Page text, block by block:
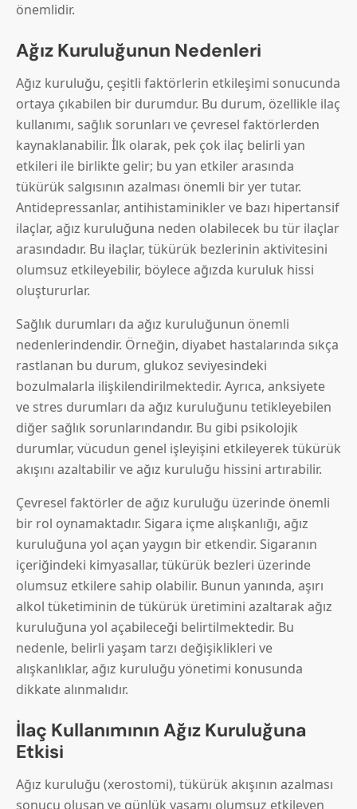
önemlidir.
Ağız Kuruluğunun Nedenleri
Ağız kuruluğu, çeşitli faktörlerin etkileşimi sonucunda
ortaya çıkabilen bir durumdur. Bu durum, özellikle ilaç
kullanımı, sağlık sorunları ve çevresel faktörlerden
kaynaklanabilir. İlk olarak, pek çok ilaç belirli yan
etkileri ile birlikte gelir; bu yan etkiler arasında
tükürük salgısının azalması önemli bir yer tutar.
Antidepressanlar, antihistaminikler ve bazı hipertansif
ilaçlar, ağız kuruluğuna neden olabilecek bu tür ilaçlar
arasındadır. Bu ilaçlar, tükürük bezlerinin aktivitesini
olumsuz etkileyebilir, böylece ağızda kuruluk hissi
oluştururlar.
Sağlık durumları da ağız kuruluğunun önemli
nedenlerindendir. Örneğin, diyabet hastalarında sıkça
rastlanan bu durum, glukoz seviyesindeki
bozulmalarla ilişkilendirilmektedir. Ayrıca, anksiyete
ve stres durumları da ağız kuruluğunu tetikleyebilen
diğer sağlık sorunlarındandır. Bu gibi psikolojik
durumlar, vücudun genel işleyişini etkileyerek tükürük
akışını azaltabilir ve ağız kuruluğu hissini artırabilir.
Çevresel faktörler de ağız kuruluğu üzerinde önemli
bir rol oynamaktadır. Sigara içme alışkanlığı, ağız
kuruluğuna yol açan yaygın bir etkendir. Sigaranın
içeriğindeki kimyasallar, tükürük bezleri üzerinde
olumsuz etkilere sahip olabilir. Bunun yanında, aşırı
alkol tüketiminin de tükürük üretimini azaltarak ağız
kuruluğuna yol açabileceği belirtilmektedir. Bu
nedenle, belirli yaşam tarzı değişiklikleri ve
alışkanlıklar, ağız kuruluğu yönetimi konusunda
dikkate alınmalıdır.
İlaç Kullanımının Ağız Kuruluğuna
Etkisi
Ağız kuruluğu (xerostomi), tükürük akışının azalması
sonucu oluşan ve günlük yaşamı olumsuz etkileyen